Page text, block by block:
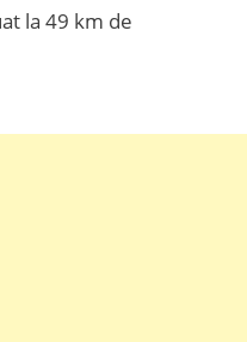
la 49 km de